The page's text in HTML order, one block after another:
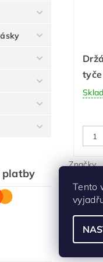
platby
Značky
Buďte
Tento